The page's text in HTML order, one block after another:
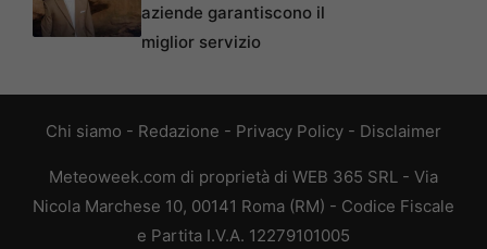
aziende garantiscono il
miglior servizio
Chi siamo - Redazione - Privacy Policy - Disclaimer
Meteoweek.com di proprietà di WEB 365 SRL - Via
Nicola Marchese 10, 00141 Roma (RM) - Codice Fiscale
e Partita I.V.A. 12279101005